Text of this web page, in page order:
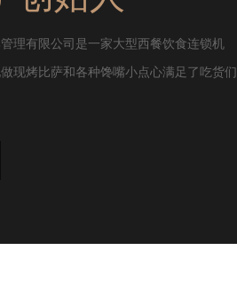
理有限公司是一家大型西餐饮食连锁机
现烤比萨和各种馋嘴小点心满足了吃货们